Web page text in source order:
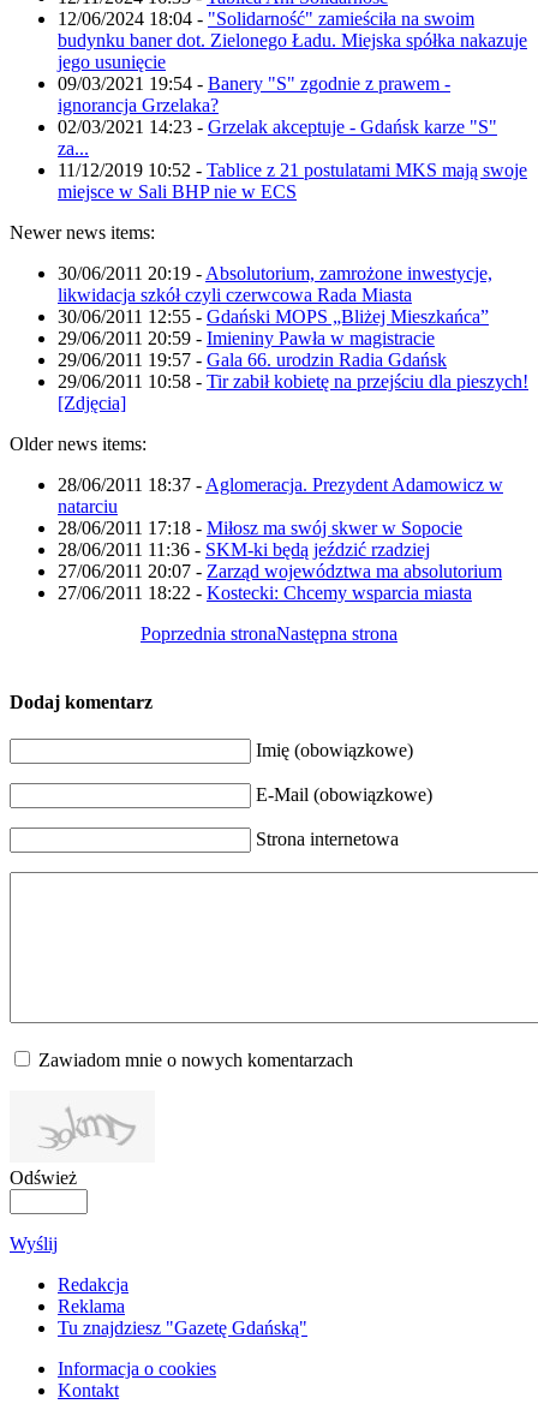
12/06/2024 18:04 - "Solidarność" zamieściła na swoim
budynku baner dot. Zielonego Ładu. Miejska spółka nakazuje
jego usunięcie
09/03/2021 19:54 - Banery "S" zgodnie z prawem -
ignorancja Grzelaka?
02/03/2021 14:23 - Grzelak akceptuje - Gdańsk karze "S"
za...
11/12/2019 10:52 - Tablice z 21 postulatami MKS mają swoje
miejsce w Sali BHP nie w ECS
Newer news items:
30/06/2011 20:19 - Absolutorium, zamrożone inwestycje,
likwidacja szkół czyli czerwcowa Rada Miasta
30/06/2011 12:55 - Gdański MOPS „Bliżej Mieszkańca”
29/06/2011 20:59 - Imieniny Pawła w magistracie
29/06/2011 19:57 - Gala 66. urodzin Radia Gdańsk
29/06/2011 10:58 - Tir zabił kobietę na przejściu dla pieszych!
[Zdjęcia]
Older news items:
28/06/2011 18:37 - Aglomeracja. Prezydent Adamowicz w
natarciu
28/06/2011 17:18 - Miłosz ma swój skwer w Sopocie
28/06/2011 11:36 - SKM-ki będą jeździć rzadziej
27/06/2011 20:07 - Zarząd województwa ma absolutorium
27/06/2011 18:22 - Kostecki: Chcemy wsparcia miasta
Poprzednia stronaNastępna strona
Dodaj komentarz
Imię (obowiązkowe)
E-Mail (obowiązkowe)
Strona internetowa
Zawiadom mnie o nowych komentarzach
Odśwież
Wyślij
Redakcja
Reklama
Tu znajdziesz "Gazetę Gdańską"
Informacja o cookies
Kontakt